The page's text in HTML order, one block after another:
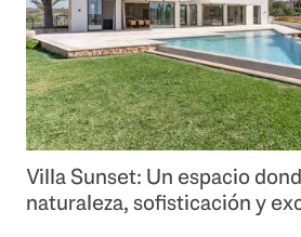
Villa Sunset: Un espacio
naturaleza, sofisticación y